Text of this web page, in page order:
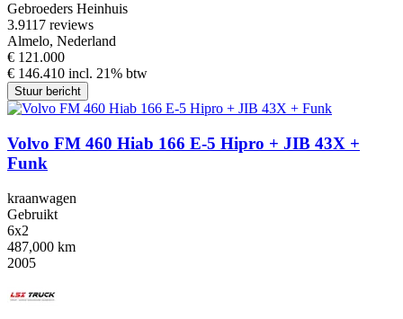
Gebroeders Heinhuis
3.9117 reviews
Almelo, Nederland
€ 121.000
€ 146.410 incl. 21% btw
Stuur bericht
Volvo FM 460 Hiab 166 E-5 Hipro + JIB 43X +
Funk
kraanwagen
Gebruikt
6x2
487,000 km
2005